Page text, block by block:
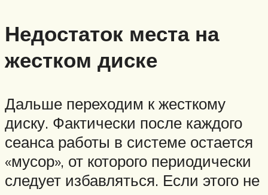
Недостаток места на
жестком диске
Дальше переходим к жесткому
диску. Фактически после каждого
сеанса работы в системе остается
«мусор», от которого периодически
следует избавляться. Если этого не